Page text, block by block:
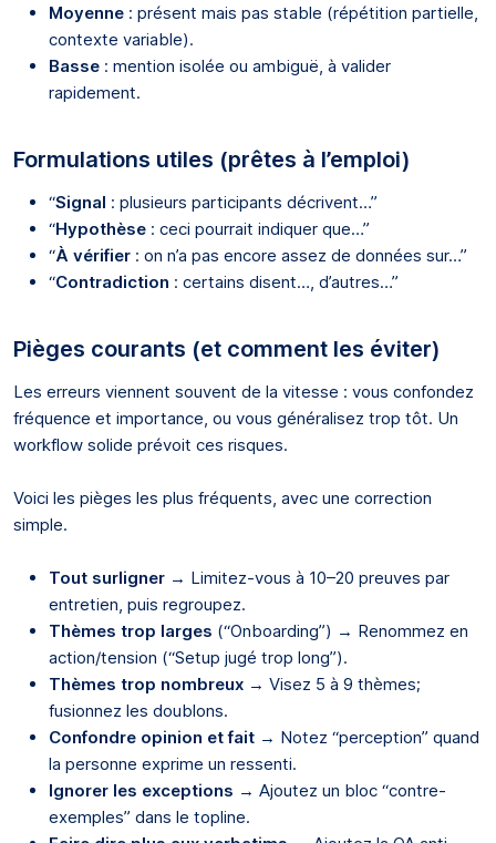
Moyenne : présent mais pas stable (répétition partielle,
contexte variable).
Basse : mention isolée ou ambiguë, à valider
rapidement.
Formulations utiles (prêtes à l’emploi)
“Signal : plusieurs participants décrivent…”
“Hypothèse : ceci pourrait indiquer que…”
“À vérifier : on n’a pas encore assez de données sur…”
“Contradiction : certains disent…, d’autres…”
Pièges courants (et comment les éviter)
Les erreurs viennent souvent de la vitesse : vous confondez
fréquence et importance, ou vous généralisez trop tôt. Un
workflow solide prévoit ces risques.
Voici les pièges les plus fréquents, avec une correction
simple.
Tout surligner → Limitez-vous à 10–20 preuves par
entretien, puis regroupez.
Thèmes trop larges (“Onboarding”) → Renommez en
action/tension (“Setup jugé trop long”).
Thèmes trop nombreux → Visez 5 à 9 thèmes;
fusionnez les doublons.
Confondre opinion et fait → Notez “perception” quand
la personne exprime un ressenti.
Ignorer les exceptions → Ajoutez un bloc “contre-
exemples” dans le topline.